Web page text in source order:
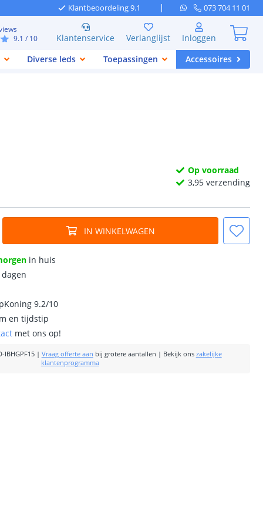
Klantbeoordeling 9.1 073 704 11 01
9.1 / 10 Klantenservice Verlanglijst
Inloggen
Diverse leds Toepassingen Accessoires
Op voorraad
3,95 verzending
IN WINKELWAGEN
in huis
9.2/10
en tijdstip
met ons op!
IBHGPF15| Vraag offerte aan bij grotere aantallen | Bekijk ons zakelijke
klantenprogramma